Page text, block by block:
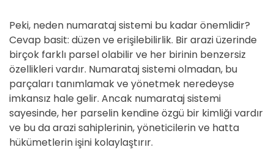
Peki, neden numarataj sistemi bu kadar önemlidir?
Cevap basit: düzen ve erişilebilirlik. Bir arazi üzerinde
birçok farklı parsel olabilir ve her birinin benzersiz
özellikleri vardır. Numarataj sistemi olmadan, bu
parçaları tanımlamak ve yönetmek neredeyse
imkansız hale gelir. Ancak numarataj sistemi
sayesinde, her parselin kendine özgü bir kimliği vardır
ve bu da arazi sahiplerinin, yöneticilerin ve hatta
hükümetlerin işini kolaylaştırır.